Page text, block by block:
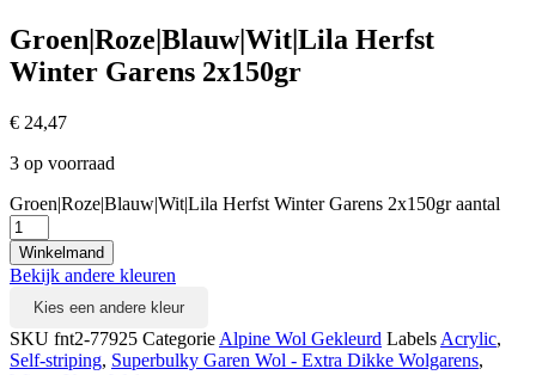
Groen|Roze|Blauw|Wit|Lila Herfst
Winter Garens 2x150gr
€ 24,47
3 op voorraad
Groen|Roze|Blauw|Wit|Lila Herfst Winter Garens 2x150gr aantal
Winkelmand
Bekijk andere kleuren
Kies een andere kleur
SKU fnt2-77925 Categorie Alpine Wol Gekleurd Labels Acrylic,
Self-striping, Superbulky Garen Wol - Extra Dikke Wolgarens,